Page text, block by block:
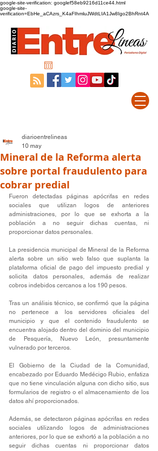
google-site-verification: googlef58eb9216d11ce44.html
google-site-
verification=EbHe_aCAzrs_K4aFIhmluJWdtLIA1Jw8Igo2BhRnt4A
Mineral de la Reforma alerta
sobre portal fraudulento para
cobrar predial
diarioentrelineas
10 may
Fueron detectadas páginas apócrifas en redes
sociales que utilizan logos de anteriores
administraciones, por lo que se exhorta a la
población a no seguir dichas cuentas, ni
proporcionar datos personales.
La presidencia municipal de Mineral de la Reforma
alerta sobre un sitio web falso que suplanta la
plataforma oficial de pago del impuesto predial y
solicita datos personales, además de realizar
cobros indebidos cercanos a los 190 pesos.
Tras un análisis técnico, se confirmó que la página
no pertenece a los servidores oficiales del
municipio y que el contenido fraudulento se
encuentra alojado dentro del dominio del municipio
de Pesquería, Nuevo León, presuntamente
vulnerado por terceros.
El Gobierno de la Ciudad de la Comunidad,
encabezado por Eduardo Medécigo Rubio, enfatiza
que no tiene vinculación alguna con dicho sitio, sus
formularios de registro o el almacenamiento de los
datos ahí proporcionados.
Además, se detectaron páginas apócrifas en redes
sociales utilizando logos de administraciones
anteriores, por lo que se exhortó a la población a no
seguir dichas cuentas ni proporcionar datos